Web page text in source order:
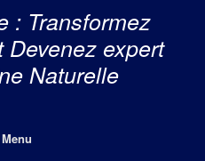
: Transformez
Devenez expert
Naturelle
Menu